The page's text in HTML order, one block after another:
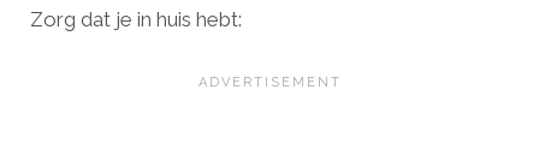
Zorg dat je in huis hebt: